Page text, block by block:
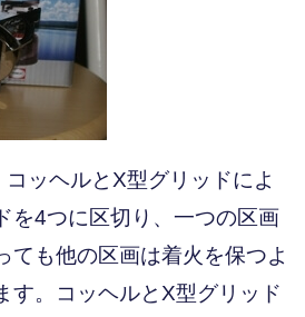
ッヘルとX型グリッドによ
を4つに区切り、一つの区画
ても他の区画は着火を保つよ
す。コッヘルとX型グリッド